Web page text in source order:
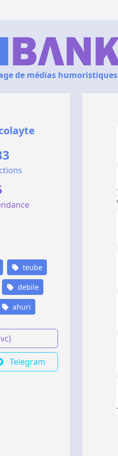
de médias humoristiques
teube
debile
ahuri
Telegram